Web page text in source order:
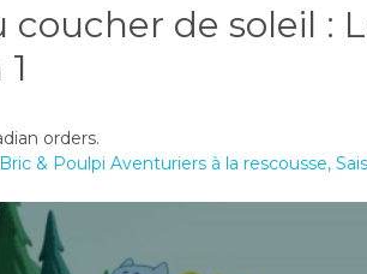
c
n
t
de soleil :
orders.
& Poulpi Aventuriers à la rescousse,